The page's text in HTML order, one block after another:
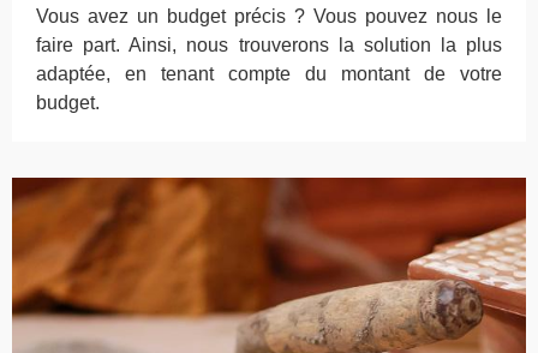
Vous avez un budget précis ? Vous pouvez nous le
faire part. Ainsi, nous trouverons la solution la plus
adaptée, en tenant compte du montant de votre
budget.